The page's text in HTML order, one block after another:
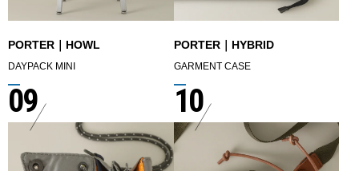
PORTER｜HOWL
DAYPACK MINI
PORTER｜HYBRID
GARMENT CASE
09 10